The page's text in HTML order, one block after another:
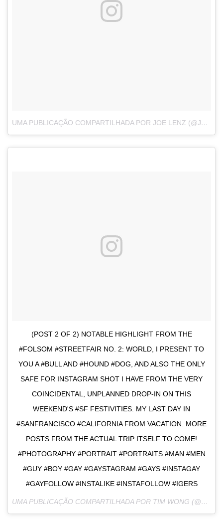
UMA PUBLICAÇÃO COMPARTILHADA POR JOE LENZ (@JLENZ_ATX)
(POST 2 OF 2) NOTABLE HIGHLIGHT FROM THE
#FOLSOM #STREETFAIR NO. 2: WORLD, I PRESENT TO
YOU A #BULL AND #HOUND #DOG, AND ALSO THE ONLY
SAFE FOR INSTAGRAM SHOT I HAVE FROM THE VERY
COINCIDENTAL, UNPLANNED DROP-IN ON THIS
WEEKEND'S #SF FESTIVITIES. MY LAST DAY IN
#SANFRANCISCO #CALIFORNIA FROM VACATION. MORE
POSTS FROM THE ACTUAL TRIP ITSELF TO COME!
#PHOTOGRAPHY #PORTRAIT #PORTRAITS #MAN #MEN
#GUY #BOY #GAY #GAYSTAGRAM #GAYS #INSTAGAY
#GAYFOLLOW #INSTALIKE #INSTAFOLLOW #IGERS
UMA PUBLICAÇÃO COMPARTILHADA POR TIM WONG (@TWONG911) EM